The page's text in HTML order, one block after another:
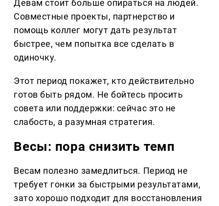
Девам стоит больше опираться на людей.
Совместные проекты, партнерство и
помощь коллег могут дать результат
быстрее, чем попытка все сделать в
одиночку.
Этот период покажет, кто действительно
готов быть рядом. Не бойтесь просить
совета или поддержки: сейчас это не
слабость, а разумная стратегия.
Весы: пора снизить темп
Весам полезно замедлиться. Период не
требует гонки за быстрыми результатами,
зато хорошо подходит для восстановления